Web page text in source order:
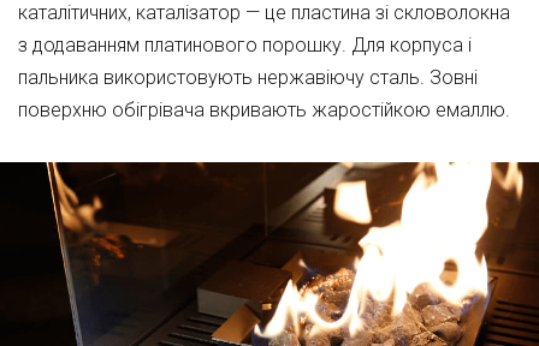
каталітичних, каталізатор — це пластина зі скловолокна
з додаванням платинового порошку. Для корпуса і
пальника використовують нержавіючу сталь. Зовні
поверхню обігрівача вкривають жаростійкою емаллю.